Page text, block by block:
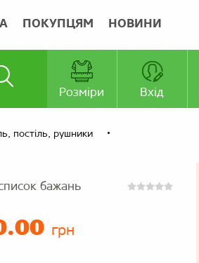
ПОКУПЦЯМ НОВИНИ
Розміри Вхід
постіль, рушники
бажань
грн